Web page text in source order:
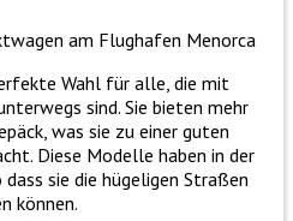
Wahl für alle, die mit
sind. Sie bieten mehr
was sie zu einer guten
Diese Modelle haben in der
sie die hügeligen Straßen
können.